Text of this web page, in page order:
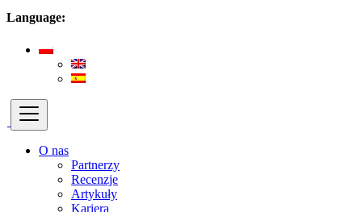
Language:
O nas
Partnerzy
Recenzje
Artykuły
Kariera